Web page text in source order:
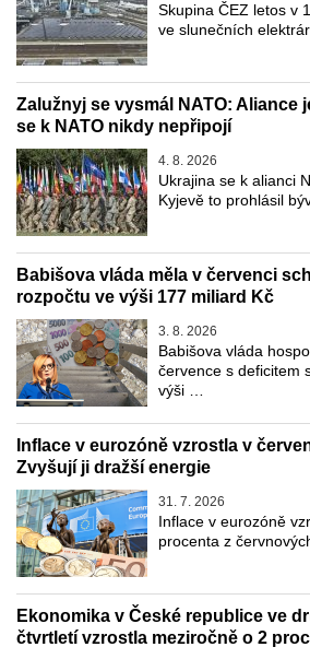
Skupina ČEZ letos v
ve slunečních
Zalužnyj se vysmál NATO: Aliance
se k NATO nikdy nepřipojí
4. 8. 2026
Ukrajina se k alianci
Kyjevě to prohlásil
Babišova vláda měla v červenci
rozpočtu ve výši 177 miliard Kč
3. 8. 2026
Babišova vláda
července s deficitem
výši …
Inflace v eurozóně vzrostla v
Zvyšují ji dražší energie
31. 7. 2026
Inflace v eurozóně
procenta z
Ekonomika v České republice ve
čtvrtletí vzrostla meziročně o 2